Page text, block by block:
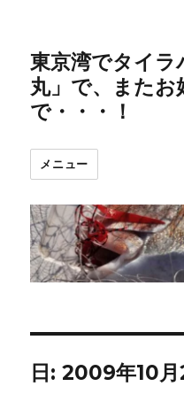
東京湾でタイ
丸」で、またお
で・・・！
メニュー
日:2009年10月